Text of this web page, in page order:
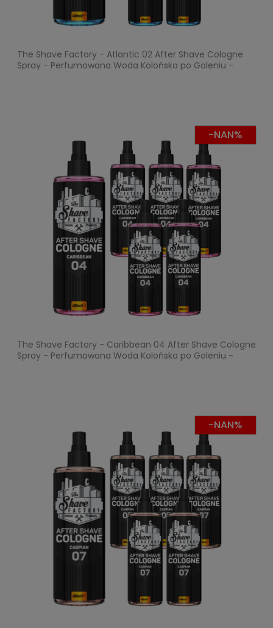
The Shave Factory - Atlantic 02 After Shave Cologne
Spray - Perfumowana Woda Kolońska po Goleniu -
The Shave Factory - Caribbean 04 After Shave Cologne
Spray - Perfumowana Woda Kolońska po Goleniu -
-NAN%
-NAN%